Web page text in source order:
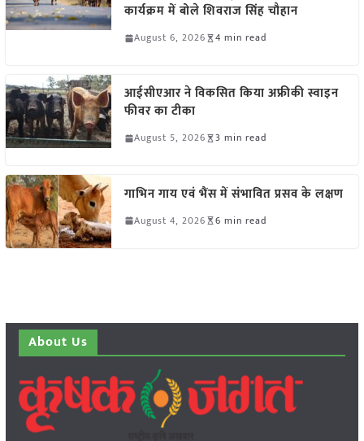
कार्यक्रम में बोले शिवराज सिंह चौहान
August 6, 2026 4 min read
आईसीएआर ने विकसित किया अफ्रीकी स्वाइन
फीवर का टीका
August 5, 2026 3 min read
गाभिन गाय एवं भैंस में संभावित प्रसव के लक्षण
August 4, 2026 6 min read
About Us